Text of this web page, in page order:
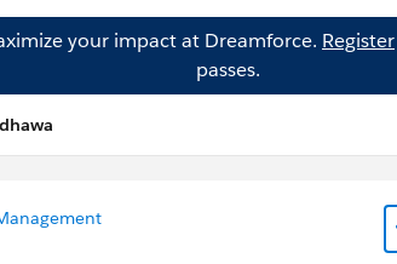
your impact at Dreamforce. Register
passes.